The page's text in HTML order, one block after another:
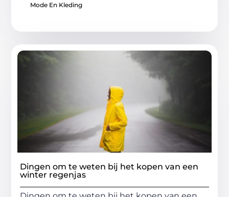
Mode En Kleding
Dingen om te weten bij het kopen van een
winter regenjas